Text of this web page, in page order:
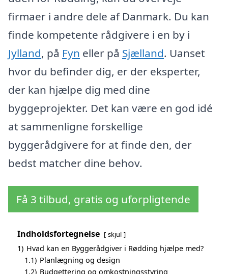
firmaer i andre dele af Danmark. Du kan
finde kompetente rådgivere i en by i
Jylland, på Fyn eller på Sjælland. Uanset
hvor du befinder dig, er der eksperter,
der kan hjælpe dig med dine
byggeprojekter. Det kan være en god idé
at sammenligne forskellige
byggerådgivere for at finde den, der
bedst matcher dine behov.
Få 3 tilbud, gratis og uforpligtende
Indholdsfortegnelse skjul
1) Hvad kan en Byggerådgiver i Rødding hjælpe med?
1.1) Planlægning og design
1.2) Budgettering og omkostningsstyring